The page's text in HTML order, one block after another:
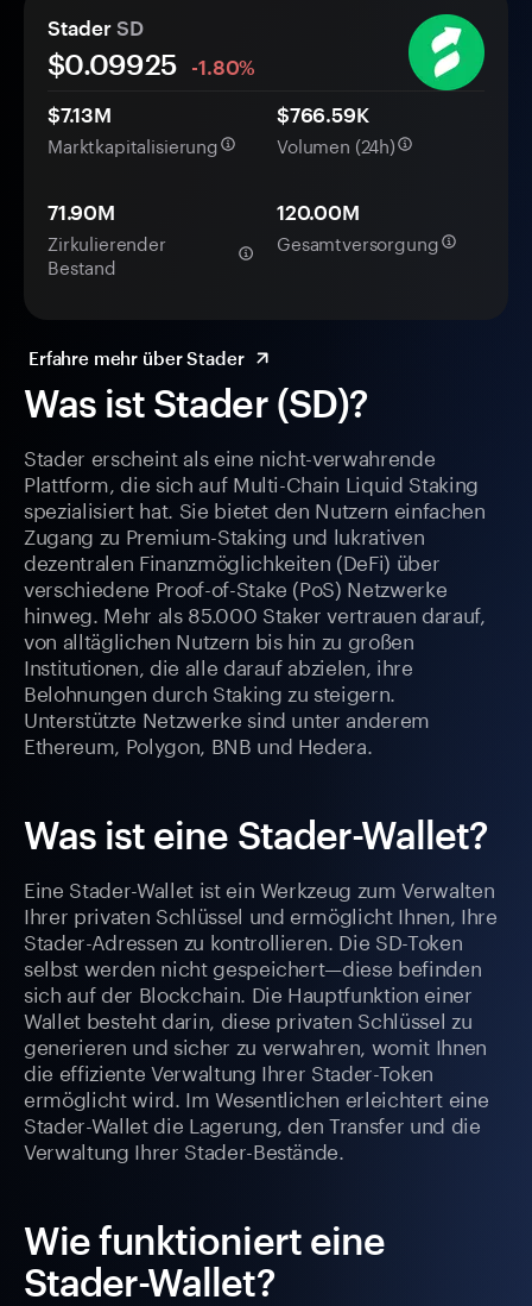
Was ist Stader (SD)?
Stader erscheint als eine nicht-verwahrende
Plattform, die sich auf Multi-Chain Liquid Staking
spezialisiert hat. Sie bietet den Nutzern einfachen
Zugang zu Premium-Staking und lukrativen
dezentralen Finanzmöglichkeiten (DeFi) über
verschiedene Proof-of-Stake (PoS) Netzwerke
hinweg. Mehr als 85.000 Staker vertrauen darauf,
von alltäglichen Nutzern bis hin zu großen
Institutionen, die alle darauf abzielen, ihre
Belohnungen durch Staking zu steigern.
Unterstützte Netzwerke sind unter anderem
Ethereum, Polygon, BNB und Hedera.
Was ist eine Stader-Wallet?
Eine Stader-Wallet ist ein Werkzeug zum Verwalten
Ihrer privaten Schlüssel und ermöglicht Ihnen, Ihre
Stader-Adressen zu kontrollieren. Die SD-Token
selbst werden nicht gespeichert—diese befinden
sich auf der Blockchain. Die Hauptfunktion einer
Wallet besteht darin, diese privaten Schlüssel zu
generieren und sicher zu verwahren, womit Ihnen
die effiziente Verwaltung Ihrer Stader-Token
ermöglicht wird. Im Wesentlichen erleichtert eine
Stader-Wallet die Lagerung, den Transfer und die
Verwaltung Ihrer Stader-Bestände.
Wie funktioniert eine
Stader-Wallet?
Stader SD
$0.09925
-1.80%
$7.13M
Marktkapitalisierung
$766.59K
Volumen (24h)
71.90M
Zirkulierender
Bestand
120.00M
Gesamtversorgung
Erfahre mehr über Stader